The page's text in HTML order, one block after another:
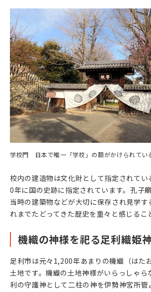
学校門 日本で唯一「学校」の額がかけられてい
校内の建造物は文化財として指定されてい
0年に国の史跡に指定されています。孔子
当時の建築物などが大切に保存され見学す
れまでたどってきた歴史を重々と感じるこ
機織の神様を祀る足利織姫
足利市は元々1,200年あまりの機織（はた
土地です。機織の土地神様がいらっしゃら
利の守護神として二柱の神を伊勢神宮所